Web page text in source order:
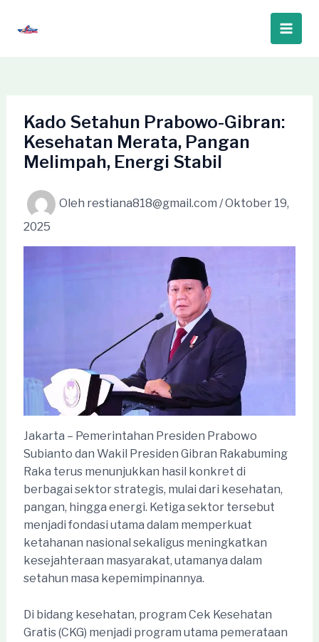
Main
Kado Setahun Prabowo-Gibran:
Kesehatan Merata, Pangan
Melimpah, Energi Stabil
Oleh restiana818@gmail.com /Oktober 19,
2025
Jakarta – Pemerintahan Presiden Prabowo
Subianto dan Wakil Presiden Gibran Rakabuming
Raka terus menunjukkan hasil konkret di
berbagai sektor strategis, mulai dari kesehatan,
pangan, hingga energi. Ketiga sektor tersebut
menjadi fondasi utama dalam memperkuat
ketahanan nasional sekaligus meningkatkan
kesejahteraan masyarakat, utamanya dalam
setahun masa kepemimpinannya.
Di bidang kesehatan, program Cek Kesehatan
Gratis (CKG) menjadi program utama pemerataan